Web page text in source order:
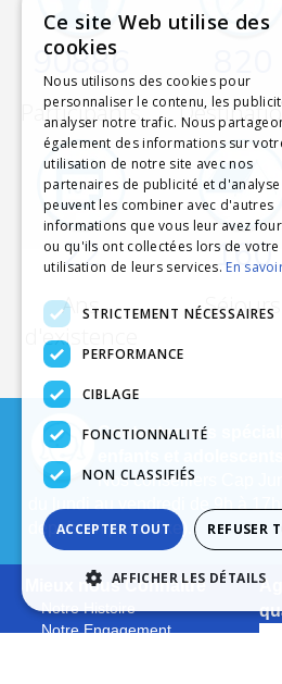
90886
Participants
22
Ans
d'existence
160
Séjours
Contactez nos
enfants et
Nos conseillers Cap
du lundi au vendredi de 9h à
depuis un poste fixe).
Mieux nous Connaître
Notre Histoire
Notre Engagement
Ce site Web utilise des
cookies
Nous utilisons des cookies pour
personnaliser le contenu, les
analyser notre trafic. Nous
également des informations sur
utilisation de notre site avec nos
partenaires de publicité et
peuvent les combiner avec d'autres
informations que vous leur avez
ou qu'ils ont collectées lors de votre
utilisation de leurs services. En
STRICTEMENT NÉCESSAIRES
PERFORMANCE
CIBLAGE
FONCTIONNALITÉ
NON CLASSIFIÉS
ACCEPTER TOUT REFUSER
AFFICHER LES DÉTAILS